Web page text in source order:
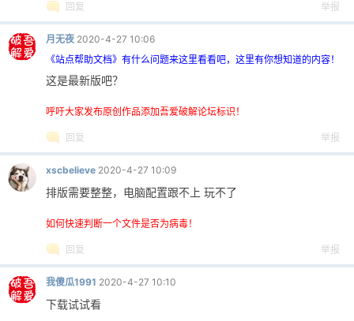
-
52
回复 举报
月无夜 2020-4-27 10:06
《站点帮助文档》有什么问题来这里看看吧，这里有你想知道的内容！
这是最新版吧？
呼吁大家发布原创作品添加吾爱破解论坛标识！
回复 举报
xscbelieve 2020-4-27 10:09
排版需要整整，电脑配置跟不上 玩不了
如何快速判断一个文件是否为病毒！
回复 举报
我傻瓜1991 2020-4-27 10:10
下载试试看